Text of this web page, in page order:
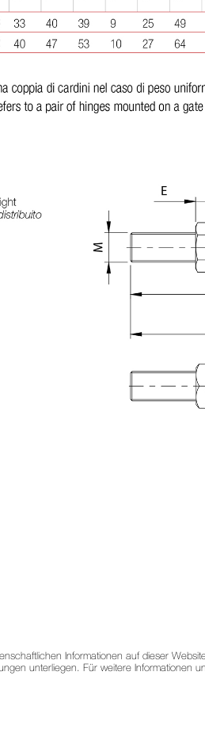
Informationen auf dieser
unterliegen. Für weitere Informationen